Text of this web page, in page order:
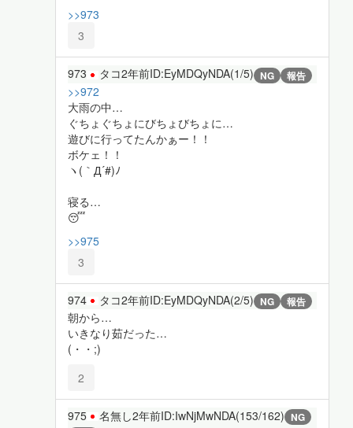
>>973
3
973 タコ2年前ID:EyMDQyNDA(1/5) NG 報告
>>972
大雨の中…
ぐちょぐちょにびちょびちょに…
遊びに行ってたんかぁー！！
ボケェ！！
ヽ(｀Д´#)ﾉ
寝る…
😴
>>975
3
974 タコ2年前ID:EyMDQyNDA(2/5) NG 報告
朝から…
いきなり茹だった…
(・・;)
2
975 名無し2年前ID:IwNjMwNDA(153/162) NG